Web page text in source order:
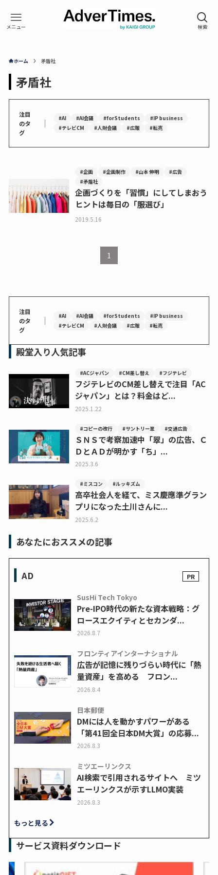
ホーム 矛盾社
矛盾社
注目
のタ
グ
｜ #AI #AI会議 #forStudents
#IP business
#テレビCM
#人財会議 #広報 #転売
#企画 #企画制作 #山本 伸明
#広告
#矛盾社
企画づくりを「習慣」にしてしまおう
ヒントは毎日の「服選び」
2019.5.16
1
注目
のタ
グ
｜ #AI #AI会議 #forStudents
#IP business
#テレビCM
#人財会議 #広報 #転売
殿堂入り人気記事
#ACジャパン #CM差し替え #フジテレビ
フジテレビのCM差し替えで注目「AC
ジャパン」とは？料金はど...
2025.1.22
#コピーの改行 #サントリー翠 #交通広告
ＳＮＳで考察加速中「翠」の広告、Ｃ
ＤとＡＤが明かす「ち」...
2025.3.6
#ミスコン #ルッキズム
高卒社会人を経て、ミス慶應準グラン
プリになった土川さんに...
2025.6.2
あなたにおススメの記事
AD
SusHi Tech Tokyo
Pre-IPO時代の新たな資本戦略：グ
ロースエクイティとセカンダ...
2026.8.7
フロンティアインターナショナル
広告が記憶に残りづらい時代に「熱
量資産」を高める フロン...
2026.8.4
日本郵便
DMには人を動かすパワーがある
「第41回全日本DM大賞」の応募...
2026.8.3
ミツエーリンクス
AI検索で引用されるサイトへ ミツ
エーリンクスが示すLLMO実装
2026.8.3
もっと見る
サービス資料ダウンロード